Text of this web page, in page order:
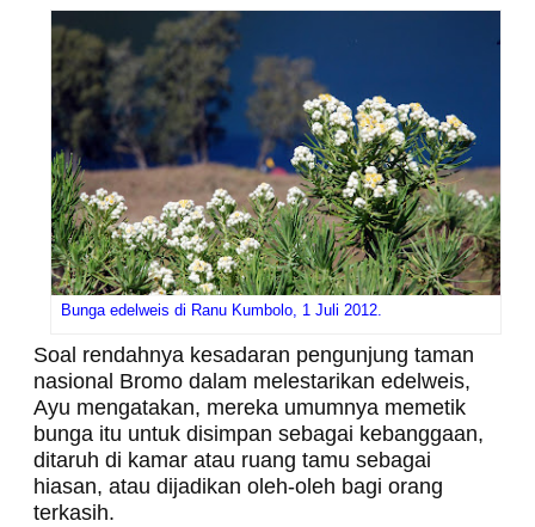
Bunga edelweis di Ranu Kumbolo, 1 Juli 2012.
Soal rendahnya kesadaran pengunjung taman
nasional Bromo dalam melestarikan edelweis,
Ayu mengatakan, mereka umumnya memetik
bunga itu untuk disimpan sebagai kebanggaan,
ditaruh di kamar atau ruang tamu sebagai
hiasan, atau dijadikan oleh-oleh bagi orang
terkasih.